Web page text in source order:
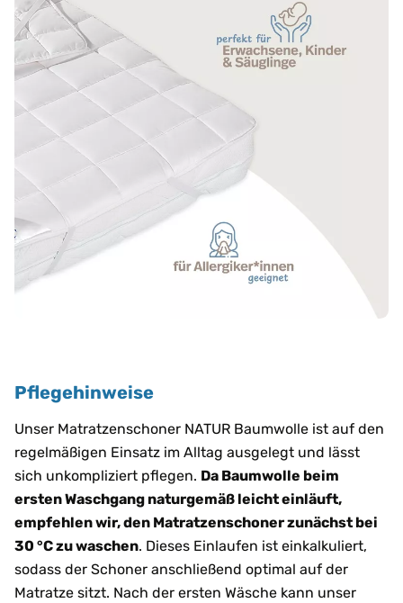
Pflegehinweise
Unser Matratzenschoner NATUR Baumwolle ist auf den
regelmäßigen Einsatz im Alltag ausgelegt und lässt
sich unkompliziert pflegen. Da Baumwolle beim
ersten Waschgang naturgemäß leicht einläuft,
empfehlen wir, den Matratzenschoner zunächst bei
30 °C zu waschen. Dieses Einlaufen ist einkalkuliert,
sodass der Schoner anschließend optimal auf der
Matratze sitzt. Nach der ersten Wäsche kann unser